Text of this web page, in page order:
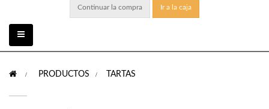
Continuar la compra Ir a la caja
Toggle
navigation
> PRODUCTOS > TARTAS